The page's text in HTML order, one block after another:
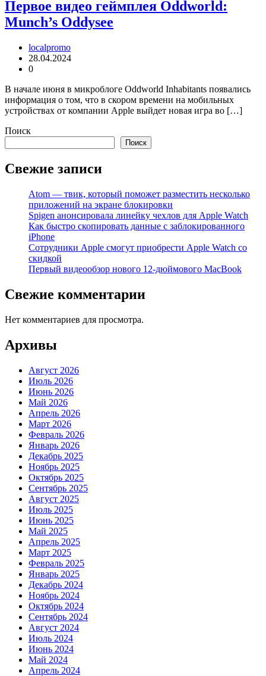
Первое видео геймплея Oddworld:
Munch’s Oddysee
localpromo
28.04.2024
0
В начале июня в микроблоге Oddworld Inhabitants появались
информация о том, что в скором времени на мобильных
устройствах от компании Apple выйдет новая игра во […]
Поиск
Поиск
Свежие записи
Atom — твик, который поможет разместить несколько
приложений на экране блокировки
Spigen анонсировала линейку чехлов для Apple Watch
Как быстро скопировать данные с заблокированного
iPhone
Сотрудники Apple смогут приобрести Apple Watch со
скидкой
Первый видеообзор нового 12-дюймового MacBook
Свежие комментарии
Нет комментариев для просмотра.
Архивы
Август 2026
Июль 2026
Июнь 2026
Май 2026
Апрель 2026
Март 2026
Февраль 2026
Январь 2026
Декабрь 2025
Ноябрь 2025
Октябрь 2025
Сентябрь 2025
Август 2025
Июль 2025
Июнь 2025
Май 2025
Апрель 2025
Март 2025
Февраль 2025
Январь 2025
Декабрь 2024
Ноябрь 2024
Октябрь 2024
Сентябрь 2024
Август 2024
Июль 2024
Июнь 2024
Май 2024
Апрель 2024